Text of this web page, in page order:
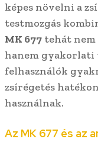
képes növelni a
testmozgás
MK 677 tehát nem
hanem gyakorlati
felhasználók
zsírégetés
használnak.
Az MK 677 és az